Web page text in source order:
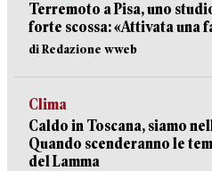
Terremoto a Pisa, uno
forte scossa: «Attivata una
di Redazione wweb
Clima
Caldo in Toscana, siamo
Quando scenderanno le
del Lamma